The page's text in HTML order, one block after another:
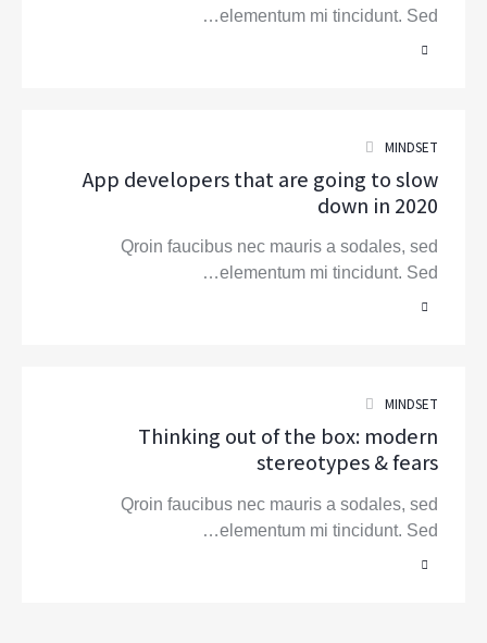
elementum mi tincidunt. Sed…
MINDSET
App developers that are going to slow
down in 2020
Qroin faucibus nec mauris a sodales, sed
elementum mi tincidunt. Sed…
MINDSET
Thinking out of the box: modern
stereotypes & fears
Qroin faucibus nec mauris a sodales, sed
elementum mi tincidunt. Sed…